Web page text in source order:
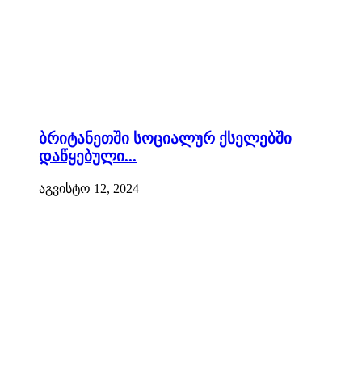
ბრიტანეთში სოციალურ ქსელებში
დაწყებული...
აგვისტო 12, 2024